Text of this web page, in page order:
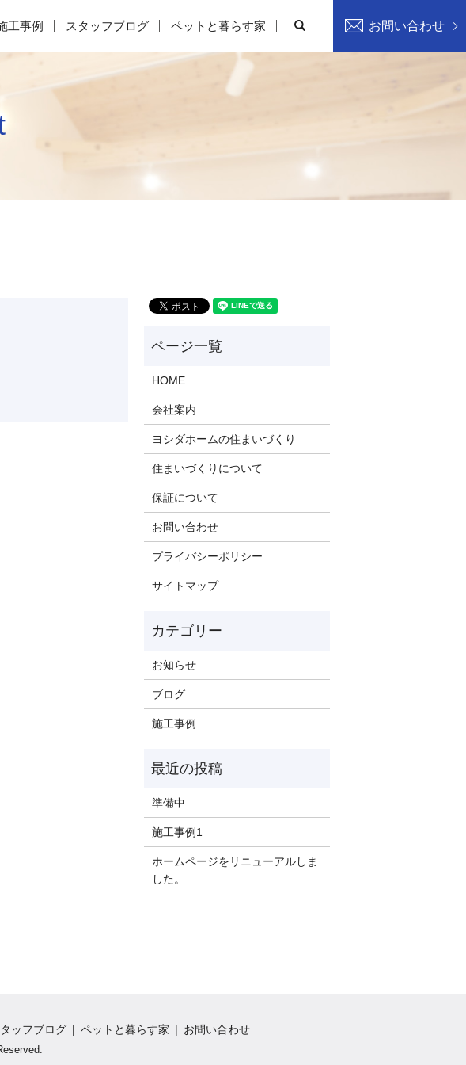
工事例 スタッフブログ ペットと暮らす家 お問い合わせ
search
HOME
会社案内
ヨシダホームの住まいづくり
住まいづくりについて
保証について
お問い合わせ
プライバシーポリシー
サイトマップ
お知らせ
ブログ
施工事例
準備中
施工事例1
ホームページをリニューアルしま
した。
ッフブログ ペットと暮らす家 お問い合わせ